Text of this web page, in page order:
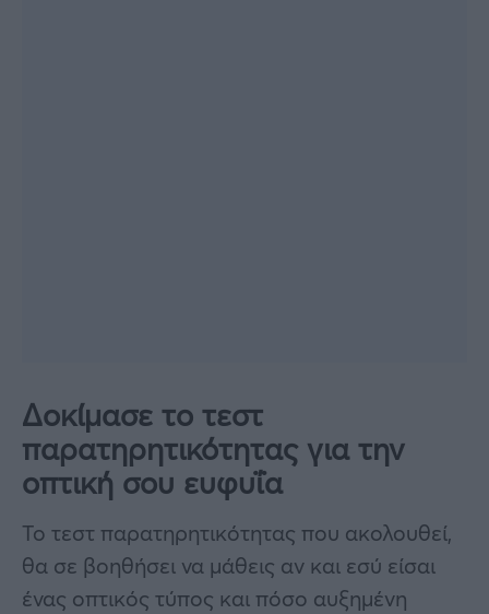
Δοκίμασε το τεστ
παρατηρητικότητας για την
οπτική σου ευφυΐα
Το τεστ παρατηρητικότητας που ακολουθεί,
θα σε βοηθήσει να μάθεις αν και εσύ είσαι
ένας οπτικός τύπος και πόσο αυξημένη